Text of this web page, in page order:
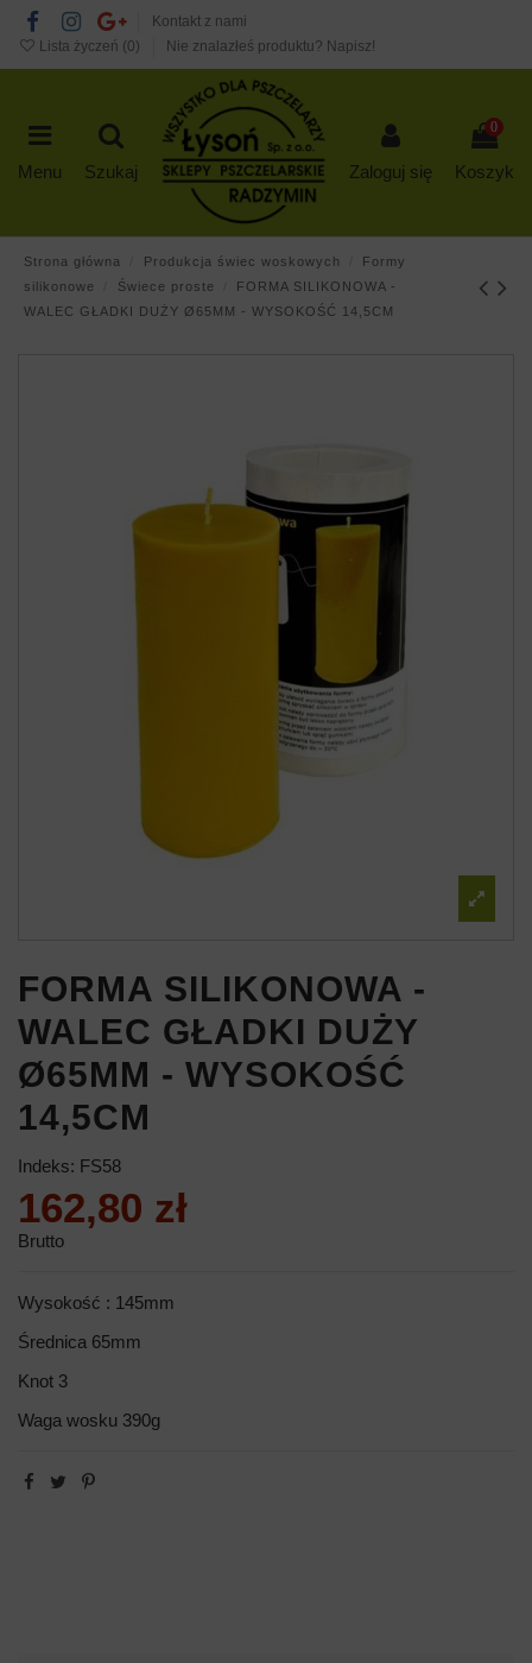
Kontakt z nami
Lista życzeń (0) Nie znalazłeś produktu? Napisz!
Menu Szukaj Zaloguj się
0
Koszyk
Strona główna Produkcja świec woskowych
Formy
silikonowe
Świece proste
FORMA SILIKONOWA -
WALEC GŁADKI DUŻY Ø65MM - WYSOKOŚĆ 14,5CM
FORMA SILIKONOWA -
WALEC GŁADKI DUŻY
Ø65MM - WYSOKOŚĆ
14,5CM
Indeks: FS58
162,80 zł
Brutto
Wysokość : 145mm
Średnica 65mm
Knot 3
Waga wosku 390g